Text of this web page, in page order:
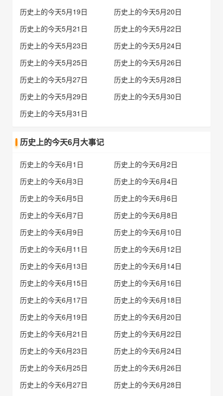
历史上的今天5月19日
历史上的今天5月20日
历史上的今天5月21日
历史上的今天5月22日
历史上的今天5月23日
历史上的今天5月24日
历史上的今天5月25日
历史上的今天5月26日
历史上的今天5月27日
历史上的今天5月28日
历史上的今天5月29日
历史上的今天5月30日
历史上的今天5月31日
历史上的今天6月大事记
历史上的今天6月1日
历史上的今天6月2日
历史上的今天6月3日
历史上的今天6月4日
历史上的今天6月5日
历史上的今天6月6日
历史上的今天6月7日
历史上的今天6月8日
历史上的今天6月9日
历史上的今天6月10日
历史上的今天6月11日
历史上的今天6月12日
历史上的今天6月13日
历史上的今天6月14日
历史上的今天6月15日
历史上的今天6月16日
历史上的今天6月17日
历史上的今天6月18日
历史上的今天6月19日
历史上的今天6月20日
历史上的今天6月21日
历史上的今天6月22日
历史上的今天6月23日
历史上的今天6月24日
历史上的今天6月25日
历史上的今天6月26日
历史上的今天6月27日
历史上的今天6月28日